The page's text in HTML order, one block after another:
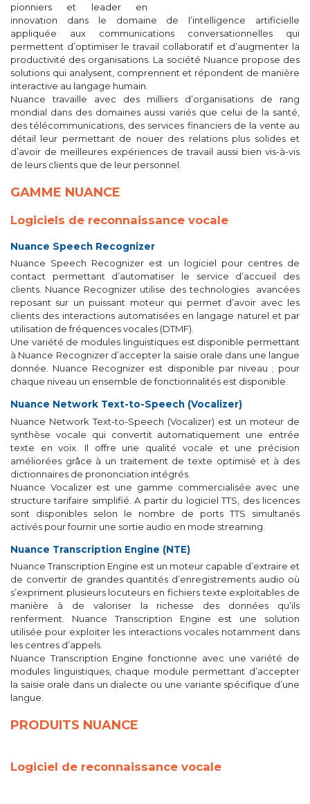
pionniers et leader en
innovation dans le domaine de l’intelligence artificielle
appliquée aux communications conversationnelles qui
permettent d’optimiser le travail collaboratif et d’augmenter la
productivité des organisations. La société Nuance propose des
solutions qui analysent, comprennent et répondent de manière
interactive au langage humain.
Nuance travaille avec des milliers d’organisations de rang
mondial dans des domaines aussi variés que celui de la santé,
des télécommunications, des services financiers de la vente au
détail leur permettant de nouer des relations plus solides et
d’avoir de meilleures expériences de travail aussi bien vis-à-vis
de leurs clients que de leur personnel.
GAMME NUANCE
Logiciels de reconnaissance vocale
Nuance Speech Recognizer
Nuance Speech Recognizer est un logiciel pour centres de
contact permettant d’automatiser le service d’accueil des
clients. Nuance Recognizer utilise des technologies avancées
reposant sur un puissant moteur qui permet d’avoir avec les
clients des interactions automatisées en langage naturel et par
utilisation de fréquences vocales (DTMF).
Une variété de modules linguistiques est disponible permettant
à Nuance Recognizer d’accepter la saisie orale dans une langue
donnée. Nuance Recognizer est disponible par niveau ; pour
chaque niveau un ensemble de fonctionnalités est disponible.
Nuance Network Text-to-Speech (Vocalizer)
Nuance Network Text-to-Speech (Vocalizer) est un moteur de
synthèse vocale qui convertit automatiquement une entrée
texte en voix. Il offre une qualité vocale et une précision
améliorées grâce à un traitement de texte optimisé et à des
dictionnaires de prononciation intégrés.
Nuance Vocalizer est une gamme commercialisée avec une
structure tarifaire simplifié. A partir du logiciel TTS, des licences
sont disponibles selon le nombre de ports TTS simultanés
activés pour fournir une sortie audio en mode streaming.
Nuance Transcription Engine (NTE)
Nuance Transcription Engine est un moteur capable d’extraire et
de convertir de grandes quantités d’enregistrements audio où
s’expriment plusieurs locuteurs en fichiers texte exploitables de
manière à de valoriser la richesse des données qu’ils
renferment. Nuance Transcription Engine est une solution
utilisée pour exploiter les interactions vocales notamment dans
les centres d’appels.
Nuance Transcription Engine fonctionne avec une variété de
modules linguistiques, chaque module permettant d’accepter
la saisie orale dans un dialecte ou une variante spécifique d’une
langue.
PRODUITS NUANCE
Logiciel de reconnaissance vocale